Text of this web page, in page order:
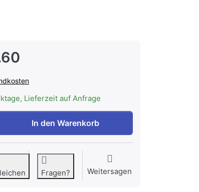
Lieferzeit auf Anfrage
W5096R G Waschmaschine EXCLUSIVE zu CHF
In den Warenkorb
Fragen? Weitersagen